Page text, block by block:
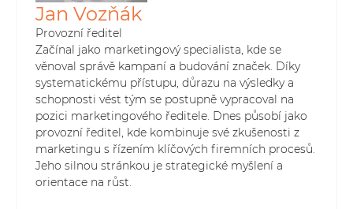
Jan Vozňák
Provozní ředitel
Začínal jako marketingový specialista, kde se
věnoval správě kampaní a budování značek. Díky
systematickému přístupu, důrazu na výsledky a
schopnosti vést tým se postupně vypracoval na
pozici marketingového ředitele. Dnes působí jako
provozní ředitel, kde kombinuje své zkušenosti z
marketingu s řízením klíčových firemních procesů.
Jeho silnou stránkou je strategické myšlení a
orientace na růst.